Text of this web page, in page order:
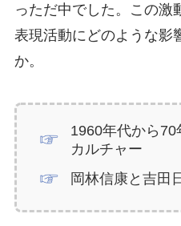
っただ中でした。この激
表現活動にどのような影
か。
1960年代から
カルチャー
岡林信康と吉田